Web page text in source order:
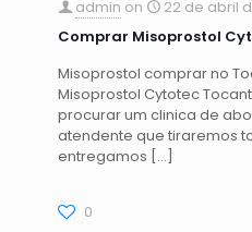
admin on
22 de abril
Comprar Misoprostol
Misoprostol comprar no
Misoprostol Cytotec
procurar um clinica de
atendente que tiraremos
entregamos […]
0